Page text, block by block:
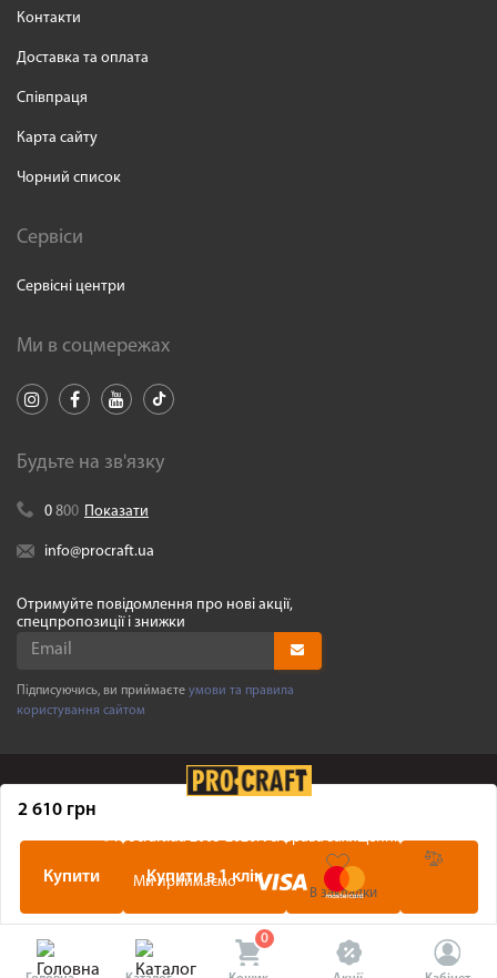
2 610 грн
Купити Купити в 1 клік
В закладки
Контакти
Доставка та оплата
Співпраця
Карта сайту
Чорний список
Сервіси
Сервісні центри
Ми в соцмережах
Будьте на зв'язку
0 800 Показати
info@procraft.ua
Отримуйте повідомлення про нові акції,
спецпропозиції і знижки
Підписуючись, ви приймаєте умови та правила
користування сайтом
©Procraft.ua2005-2026. Усі права захищенні
Ми приймаємо
0